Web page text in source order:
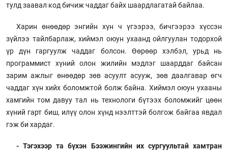
тулд заавал код бичиж чаддаг байх шаардлагатай байлаа.
Харин өнөөдөр энгийн хүн ч үгээрээ, бичгээрээ хүссэн
зүйлээ тайлбарлаж, хиймэл оюун ухаанд ойлгуулан тодорхой
үр дүн гаргуулж чаддаг болсон. Өөрөөр хэлбэл, урьд нь
программист хүний олон жилийн мэдлэг шаарддаг байсан
зарим ажлыг өнөөдөр зөв асуулт асууж, зөв даалгавар өгч
чаддаг хүн хийх боломжтой болж байна. Хиймэл оюун ухааны
хамгийн том давуу тал нь технологи бүтээх боломжийг цөөн
хүний гарт биш, илүү олон хүнд нээлттэй болгож байгаа явдал
гэж би хардаг.
- Тэгэхээр та бүхэн Бээжингийн их сургуультай хамтран